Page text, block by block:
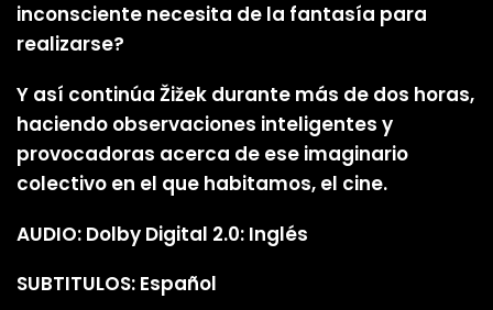
inconsciente necesita de la fantasía para
realizarse?
Y así continúa Žižek durante más de dos horas,
haciendo observaciones inteligentes y
provocadoras acerca de ese imaginario
colectivo en el que habitamos, el cine.
AUDIO: Dolby Digital 2.0: Inglés
SUBTITULOS: Español